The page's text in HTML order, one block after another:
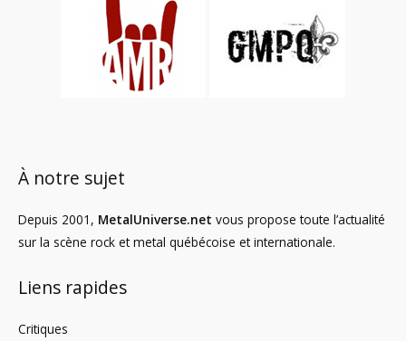
À notre sujet
Depuis 2001, MetalUniverse.net vous propose toute l’actualité
sur la scène rock et metal québécoise et internationale.
Liens rapides
Critiques